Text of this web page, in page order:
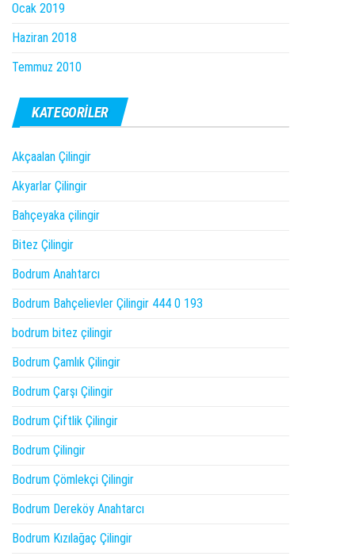
Ocak 2019
Haziran 2018
Temmuz 2010
KATEGORILER
Akçaalan Çilingir
Akyarlar Çilingir
Bahçeyaka çilingir
Bitez Çilingir
Bodrum Anahtarcı
Bodrum Bahçelievler Çilingir 444 0 193
bodrum bitez çilingir
Bodrum Çamlık Çilingir
Bodrum Çarşı Çilingir
Bodrum Çiftlik Çilingir
Bodrum Çilingir
Bodrum Çömlekçi Çilingir
Bodrum Dereköy Anahtarcı
Bodrum Kızılağaç Çilingir